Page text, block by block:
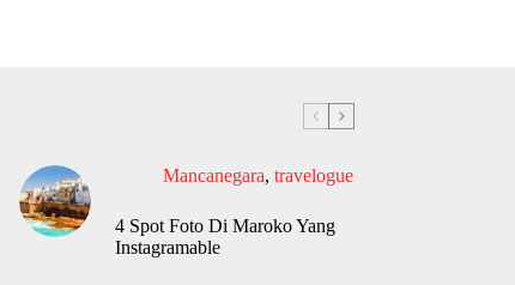
Mancanegara, travelogue
4 Spot Foto Di Maroko Yang
Instagramable